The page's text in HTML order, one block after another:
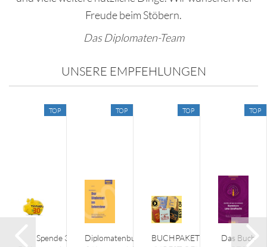
Freude beim Stöbern.
Das Diplomaten-Team
UNSERE EMPFEHLUNGEN
TOP
Spende 30€
TOP
Diplomatenbuch
TOP
BUCHPAKET
TOP
Das Buch